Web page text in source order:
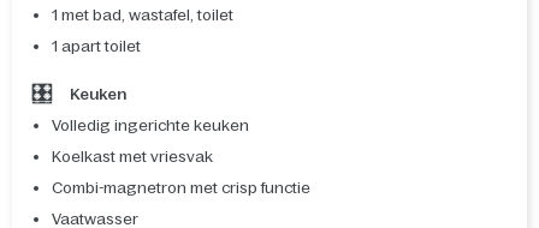
1 met bad, wastafel, toilet
1 apart toilet
Keuken
Volledig ingerichte keuken
Koelkast met vriesvak
Combi-magnetron met crisp functie
Vaatwasser